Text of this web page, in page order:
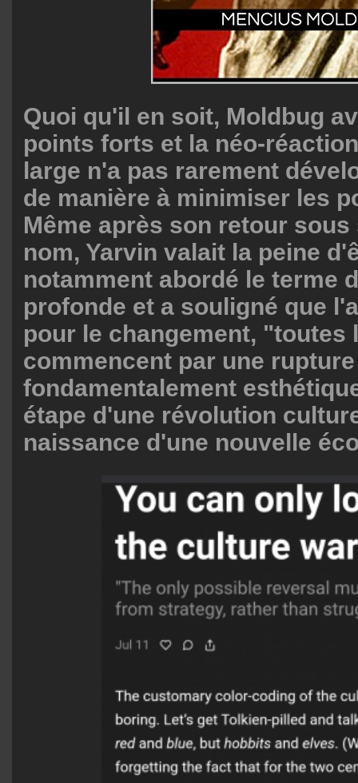
Quoi qu'il en soit, Moldbug
points forts et la néo-
large n'a pas rarement
de manière à minimiser les
Même après son retour
nom, Yarvin valait la peine
notamment abordé le terme
profonde et a souligné que
pour le changement, "toutes
commencent par une rupture
fondamentalement
étape d'une révolution
naissance d'une nouvelle